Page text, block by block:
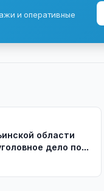
и оперативные
области
дело по